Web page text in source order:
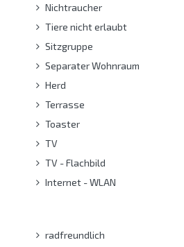
Nichtraucher
Tiere nicht erlaubt
Sitzgruppe
Separater Wohnraum
Herd
Terrasse
Toaster
TV
TV - Flachbild
Internet - WLAN
radfreundlich